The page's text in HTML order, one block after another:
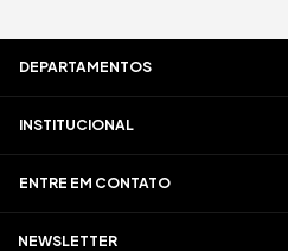
DEPARTAMENTOS
INSTITUCIONAL
ENTRE EM CONTATO
NEWSLETTER